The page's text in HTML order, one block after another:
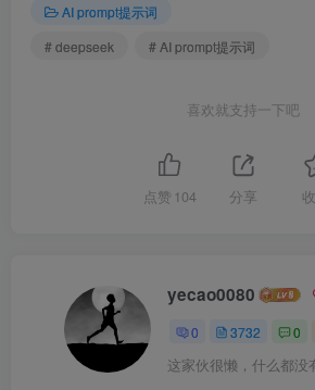
AI prompt提示词
# deepseek
# AI prompt提示词
喜欢就支持一下吧
点赞 104 分享
yecao0080
0 3732 0
这家伙很懒，什么都没